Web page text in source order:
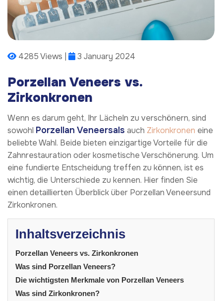
4285 Views | 3 January 2024
Porzellan Veneers vs.
Zirkonkronen
Wenn es darum geht, Ihr Lächeln zu verschönern, sind
sowohl Porzellan Veneersals auch Zirkonkronen eine
beliebte Wahl. Beide bieten einzigartige Vorteile für die
Zahnrestauration oder kosmetische Verschönerung. Um
eine fundierte Entscheidung treffen zu können, ist es
wichtig, die Unterschiede zu kennen. Hier finden Sie
einen detaillierten Überblick über Porzellan Veneersund
Zirkonkronen.
Inhaltsverzeichnis
Porzellan Veneers vs. Zirkonkronen
Was sind Porzellan Veneers?
Die wichtigsten Merkmale von Porzellan Veneers
Was sind Zirkonkronen?